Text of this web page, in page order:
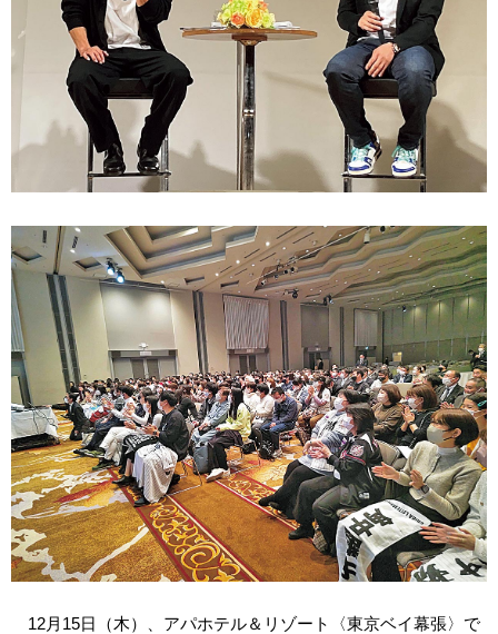
12月15日（木）、アパホテル＆リゾート〈東京ベイ幕張〉で